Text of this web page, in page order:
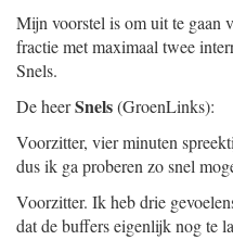
Mijn voorstel is om uit te gaan
fractie met maximaal twee
Snels.
De heerSnels(GroenLinks):
Voorzitter, vier minuten
dus ik ga proberen zo snel
Voorzitter. Ik heb drie
dat de buffers eigenlijk nog te